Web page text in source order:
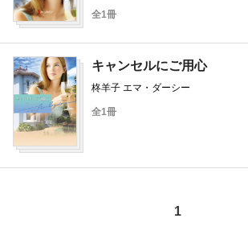
全1冊
キャンセルにご用心
柊羊子 エマ・ダーシー
全1冊
1